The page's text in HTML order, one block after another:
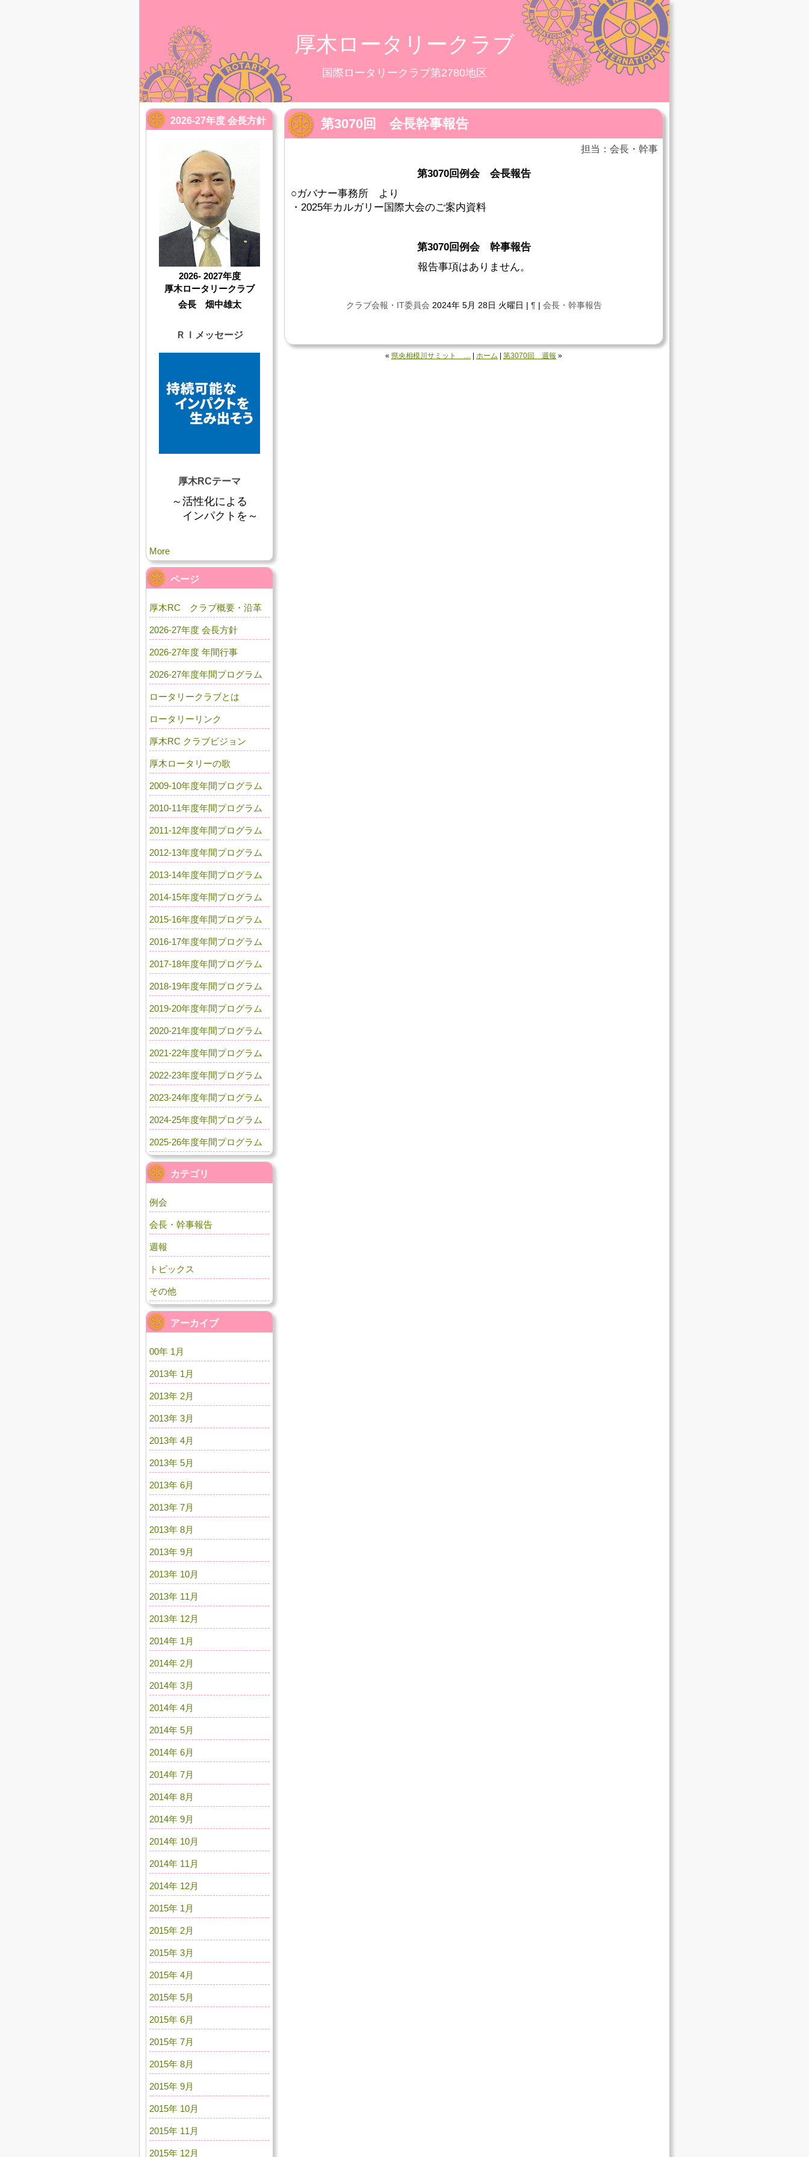
厚木ロータリークラブ
国際ロータリークラブ第2780地区
第3070回 会長幹事報告
担当：会長・幹事
第3070回例会 会長報告
○ガバナー事務所 より
・2025年カルガリー国際大会のご案内資料
第3070回例会 幹事報告
報告事項はありません。
クラブ会報・IT委員会 2024年 5月 28日 火曜日 | ¶ | 会長・幹事報告
« 県央相模川サミット … ホーム 第3070回 週報 »
2026-27年度 会長方針
2026- 2027年度
厚木ロータリークラブ
会長 畑中雄太
ＲＩメッセージ
厚木RCテーマ
～活性化による
インパクトを～
More
ページ
厚木RC クラブ概要・沿革
2026-27年度 会長方針
2026-27年度 年間行事
2026-27年度年間プログラム
ロータリークラブとは
ロータリーリンク
厚木RC クラブビジョン
厚木ロータリーの歌
2009-10年度年間プログラム
2010-11年度年間プログラム
2011-12年度年間プログラム
2012-13年度年間プログラム
2013-14年度年間プログラム
2014-15年度年間プログラム
2015-16年度年間プログラム
2016-17年度年間プログラム
2017-18年度年間プログラム
2018-19年度年間プログラム
2019-20年度年間プログラム
2020-21年度年間プログラム
2021-22年度年間プログラム
2022-23年度年間プログラム
2023-24年度年間プログラム
2024-25年度年間プログラム
2025-26年度年間プログラム
カテゴリ
例会
会長・幹事報告
週報
トピックス
その他
アーカイブ
00年 1月
2013年 1月
2013年 2月
2013年 3月
2013年 4月
2013年 5月
2013年 6月
2013年 7月
2013年 8月
2013年 9月
2013年 10月
2013年 11月
2013年 12月
2014年 1月
2014年 2月
2014年 3月
2014年 4月
2014年 5月
2014年 6月
2014年 7月
2014年 8月
2014年 9月
2014年 10月
2014年 11月
2014年 12月
2015年 1月
2015年 2月
2015年 3月
2015年 4月
2015年 5月
2015年 6月
2015年 7月
2015年 8月
2015年 9月
2015年 10月
2015年 11月
2015年 12月